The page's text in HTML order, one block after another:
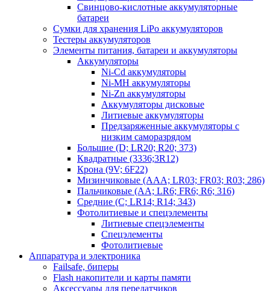
Свинцово-кислотные аккумуляторные
батареи
Сумки для хранения LiPo аккумуляторов
Тестеры аккумуляторов
Элементы питания, батареи и аккумуляторы
Аккумуляторы
Ni-Cd аккумуляторы
Ni-MH аккумуляторы
Ni-Zn аккумуляторы
Аккумуляторы дисковые
Литиевые аккумуляторы
Предзаряженные аккумуляторы с
низким саморазрядом
Большие (D; LR20; R20; 373)
Квадратные (3336;3R12)
Крона (9V; 6F22)
Мизинчиковые (AAA; LR03; FR03; R03; 286)
Пальчиковые (AA; LR6; FR6; R6; 316)
Средние (C; LR14; R14; 343)
Фотолитиевые и спецэлементы
Литиевые спецэлементы
Спецэлементы
Фотолитиевые
Аппаратура и электроника
Failsafe, биперы
Flash накопители и карты памяти
Аксессуары для передатчиков